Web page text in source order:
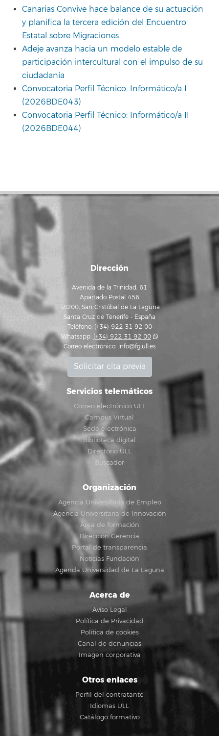
Canarias Convive hace balance de su actuación
y planifica la tercera edición del Encuentro
Estatal sobre Migraciones
Adeje avanza hacia un modelo estable de
participación intercultural con el impulso de su
ciudadanía
Convocatoria Perfil Técnico: Informático/a I
(2026BDE043)
Convocatoria Perfil Técnico: Informático/a II
(2026BDE044)
Dirección
Avenida de la Trinidad, 61
Apartado Postal 456
38200, San Cristóbal de La Laguna
Santa Cruz de Tenerife - España
Teléfono: (+34) 922 31 92 00
Whatsapp: (+34) 922 31 92 00
Correo electrónico: info@fg.ull.es
Solicitar cita previa
Servicios telemáticos
Correo electrónico ULL
Campus Virtual
Sede electrónica
Biblioteca digital
Directorio ULL
Buscador
Organización
Agencia Universitaria de Empleo
Agencia Universitaria de Innovación
Área de formación
Dirección Gerencia
Portal de transparencia
Noticias Fundación
Agenda Universidad de La Laguna
Acerca de
Aviso Legal
Política de Privacidad
Política de cookies
Canal de denuncias
Imagen corporativa
Otros enlaces
Perfil del contratante
Idiomas ULL
Catálogo formativo